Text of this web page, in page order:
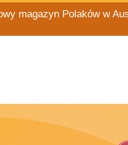
magazyn Polaków w